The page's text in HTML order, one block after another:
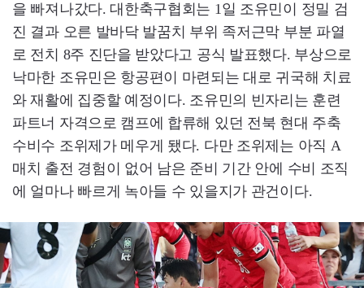
을 빠져나갔다. 대한축구협회는 1일 조유민이 정밀 검
진 결과 오른 발바닥 발꿈치 부위 족저근막 부분 파열
로 전치 8주 진단을 받았다고 공식 발표했다. 부상으로
낙마한 조유민은 항공편이 마련되는 대로 귀국해 치료
와 재활에 집중할 예정이다. 조유민의 빈자리는 훈련
파트너 자격으로 캠프에 합류해 있던 전북 현대 주축
수비수 조위제가 메우게 됐다. 다만 조위제는 아직 A
매치 출전 경험이 없어 남은 준비 기간 안에 수비 조직
에 얼마나 빠르게 녹아들 수 있을지가 관건이다.